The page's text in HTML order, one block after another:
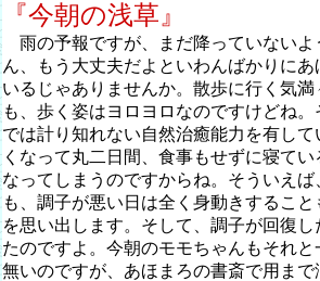
『今朝の浅草』
雨の予報ですが、まだ降っていないよ
ん、もう大丈夫だよといわんばかりに
いるじゃありませんか。散歩に行く気
も、歩く姿はヨロヨロなのですけどね
では計り知れない自然治癒能力を有し
くなって丸二日間、食事もせずに寝て
なってしまうのですからね。そういえ
も、調子が悪い日は全く身動きするこ
を思い出します。そして、調子が回復
たのですよ。今朝のモモちゃんもそれ
無いのですが、あほまろの書斎で用ま